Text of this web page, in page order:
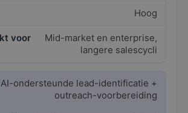
Hoog
Mid-market en enterprise,
langere salescycli
AI-ondersteunde lead-identificatie +
outreach-voorbereiding